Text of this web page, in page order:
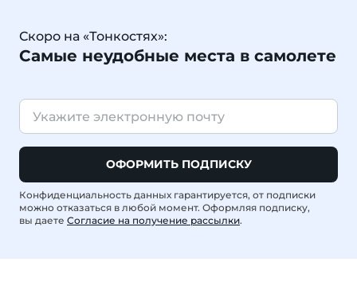
Скоро на «Тонкостях»:
Самые неудобные места в самолете
ОФОРМИТЬ ПОДПИСКУ
Конфиденциальность данных гарантируется, от подписки
можно отказаться в любой момент. Оформляя подписку,
вы даете Согласие на получение рассылки.